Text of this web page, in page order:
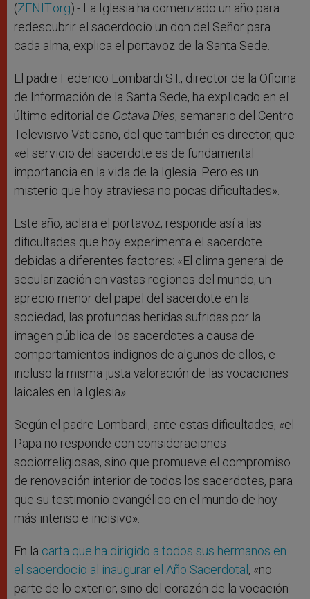
(ZENIT.org).- La Iglesia ha comenzado un año para
redescubrir el sacerdocio un don del Señor para
cada alma, explica el portavoz de la Santa Sede.
El padre Federico Lombardi S.I., director de la Oficina
de Información de la Santa Sede, ha explicado en el
último editorial de Octava Dies, semanario del Centro
Televisivo Vaticano, del que también es director, que
«el servicio del sacerdote es de fundamental
importancia en la vida de la Iglesia. Pero es un
misterio que hoy atraviesa no pocas dificultades».
Este año, aclara el portavoz, responde así a las
dificultades que hoy experimenta el sacerdote
debidas a diferentes factores: «El clima general de
secularización en vastas regiones del mundo, un
aprecio menor del papel del sacerdote en la
sociedad, las profundas heridas sufridas por la
imagen pública de los sacerdotes a causa de
comportamientos indignos de algunos de ellos, e
incluso la misma justa valoración de las vocaciones
laicales en la Iglesia».
Según el padre Lombardi, ante estas dificultades, «el
Papa no responde con consideraciones
sociorreligiosas, sino que promueve el compromiso
de renovación interior de todos los sacerdotes, para
que su testimonio evangélico en el mundo de hoy
más intenso e incisivo».
En la carta que ha dirigido a todos sus hermanos en
el sacerdocio al inaugurar el Año Sacerdotal , «no
parte de lo exterior, sino del corazón de la vocación